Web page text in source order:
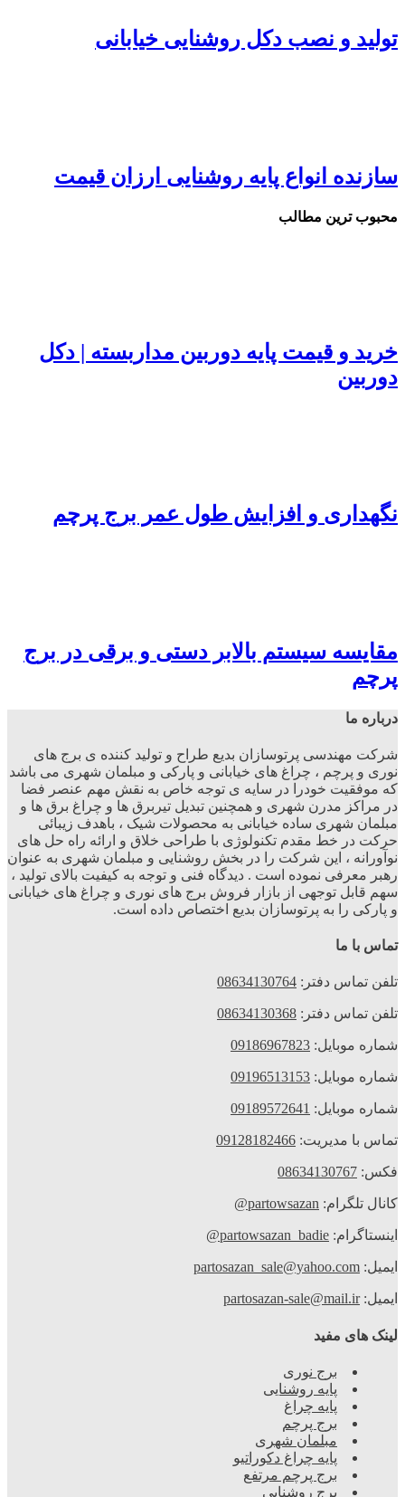
تولید و نصب دکل روشنایی خیابانی
سازنده انواع پایه روشنایی ارزان قیمت
محبوب ترین مطالب
خرید و قیمت پایه دوربین مداربسته | دکل
دوربین
نگهداری و افزایش طول عمر برج پرچم
مقایسه سیستم بالابر دستی و برقی در برج
پرچم
درباره ما
شرکت مهندسی پرتوسازان بدیع طراح و تولید کننده ی برج های
نوری و پرچم ، چراغ های خیابانی و پارکی و مبلمان شهری می باشد
که موفقیت خودرا در سایه ی توجه خاص به نقش مهم عنصر فضا
در مراکز مدرن شهری و همچنین تبدیل تیربرق ها و چراغ برق ها و
مبلمان شهری ساده خیابانی به محصولات شیک ، باهدف زیبائی
حرکت در خط مقدم تکنولوژی با طراحی خلاق و ارائه راه حل های
نوآورانه ، این شرکت را در بخش روشنایی و مبلمان شهری به عنوان
رهبر معرفی نموده است . دیدگاه فنی و توجه به کیفیت بالای تولید ،
سهم قابل توجهی از بازار فروش برج های نوری و چراغ های خیابانی
و پارکی را به پرتوسازان بدیع اختصاص داده است.
تماس با ما
تلفن تماس دفتر: 08634130764
تلفن تماس دفتر: 08634130368
شماره موبایل: 09186967823
شماره موبایل: 09196513153
شماره موبایل: 09189572641
تماس با مدیریت: 09128182466
فکس: 08634130767
کانال تلگرام: partowsazan@
اینستاگرام: partowsazan_badie@
ایمیل: partosazan_sale@yahoo.com
ایمیل:partosazan-sale@mail.ir
لینک های مفید
برج نوری
پایه روشنایی
پایه چراغ
برج پرچم
مبلمان شهری
پایه چراغ دکوراتیو
برج پرچم مرتفع
برج روشنایی